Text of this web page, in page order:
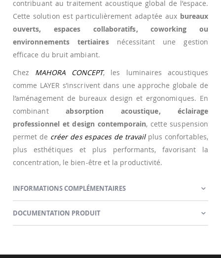
contribuant au traitement acoustique global de l’espace.
Cette solution est particulièrement adaptée aux bureaux
ouverts, espaces collaboratifs, coworking ou
environnements tertiairesnécessitant une gestion
efficace du bruit ambiant.
Chez MAHORA CONCEPT, les luminaires acoustiques
comme LAYER s’inscrivent dans une approche globale de
l’aménagement de bureaux design et ergonomiques. En
combinantabsorption acoustique, éclairage
professionnel et design contemporain, cette suspension
permet de créer des espaces de travailplus confortables,
plus esthétiques et plus performants, favorisant la
concentration, le bien-être et la productivité.
INFORMATIONS COMPLÉMENTAIRES
DOCUMENTATION PRODUIT